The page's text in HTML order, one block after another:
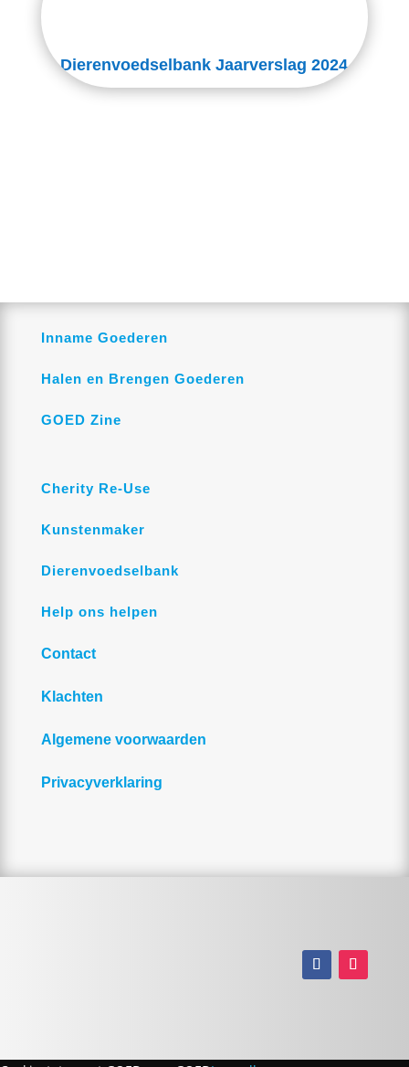
Dierenvoedselbank Jaarverslag 2024
Inname Goederen
Halen en Brengen Goederen
GOED Zine
Cherity Re-Use
Kunstenmaker
Dierenvoedselbank
Help ons helpen
Contact
Klachten
Algemene voorwaarden
Privacyverklaring